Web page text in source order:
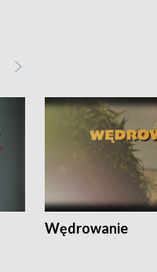
Wędrowanie